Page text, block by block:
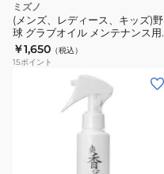
ミズノ
(メンズ、レディース、キッズ)野
球 グラブオイル メンテナンス用
品 手入れ 爽香守撥水ストロング
オイル 1GJYG56600 1P
￥1,650 （税込）
15ポイント